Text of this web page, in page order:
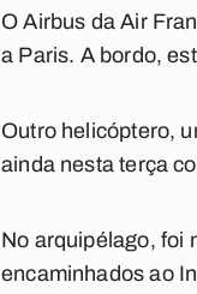
O Airbus da Air
a Paris. A bordo,
Outro helicóptero,
ainda nesta terça
No arquipélago, foi
encaminhados ao